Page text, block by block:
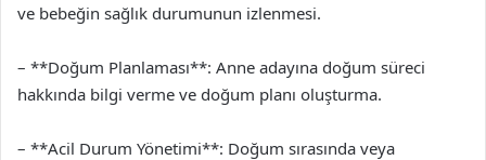
ve bebeğin sağlık durumunun izlenmesi.
– **Doğum Planlaması**: Anne adayına doğum süreci
hakkında bilgi verme ve doğum planı oluşturma.
– **Acil Durum Yönetimi**: Doğum sırasında veya